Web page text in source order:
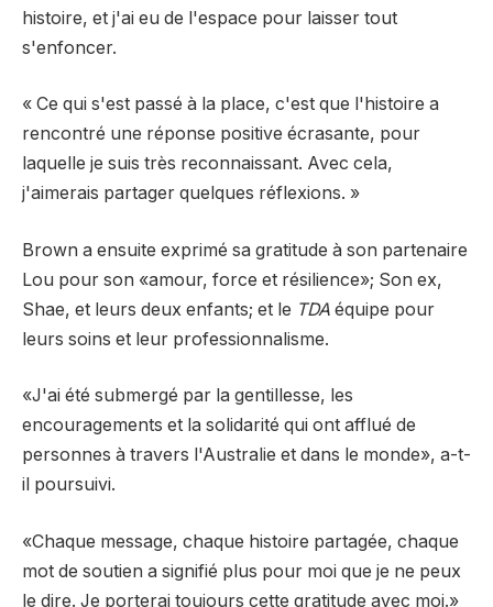
histoire, et j'ai eu de l'espace pour laisser tout
s'enfoncer.
« Ce qui s'est passé à la place, c'est que l'histoire a
rencontré une réponse positive écrasante, pour
laquelle je suis très reconnaissant. Avec cela,
j'aimerais partager quelques réflexions. »
Brown a ensuite exprimé sa gratitude à son partenaire
Lou pour son «amour, force et résilience»; Son ex,
Shae, et leurs deux enfants; et le TDA équipe pour
leurs soins et leur professionnalisme.
«J'ai été submergé par la gentillesse, les
encouragements et la solidarité qui ont afflué de
personnes à travers l'Australie et dans le monde», a-t-
il poursuivi.
«Chaque message, chaque histoire partagée, chaque
mot de soutien a signifié plus pour moi que je ne peux
le dire. Je porterai toujours cette gratitude avec moi.»